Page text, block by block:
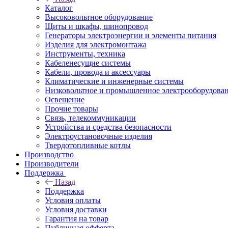
Каталог
Высоковольтное оборудование
Щиты и шкафы, шинопровод
Генераторы электроэнергии и элементы питания
Изделия для электромонтажа
Инструменты, техника
Кабеленесущие системы
Кабели, провода и аксессуары
Климатические и инженерные системы
Низковольтное и промышленное
Освещение
Прочие товары
Связь, телекоммуникации
Устройства и средства безопасности
Электроустановочные изделия
Твердотопливные котлы
Производство
Производители
Поддержка
Назад
Поддержка
Условия оплаты
Условия доставки
Гарантия на товар